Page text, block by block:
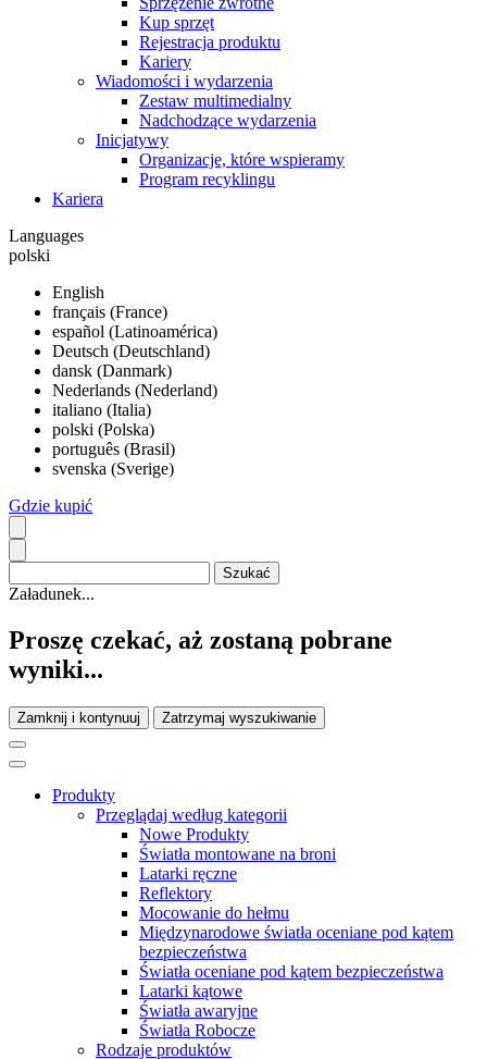
Kup sprzęt
Rejestracja produktu
Kariery
Wiadomości i wydarzenia
Zestaw multimedialny
Nadchodzące wydarzenia
Inicjatywy
Organizacje, które wspieramy
Program recyklingu
Kariera
Languages
polski
English
français (France)
español (Latinoamérica)
Deutsch (Deutschland)
dansk (Danmark)
Nederlands (Nederland)
italiano (Italia)
polski (Polska)
português (Brasil)
svenska (Sverige)
Gdzie kupić
Załadunek...
Proszę czekać, aż zostaną pobrane
wyniki...
Zamknij i kontynuuj Zatrzymaj wyszukiwanie
Produkty
Przeglądaj według kategorii
Nowe Produkty
Światła montowane na broni
Latarki ręczne
Reflektory
Mocowanie do hełmu
Międzynarodowe światła oceniane pod kątem
bezpieczeństwa
Światła oceniane pod kątem bezpieczeństwa
Latarki kątowe
Światła awaryjne
Światła Robocze
Rodzaje produktów